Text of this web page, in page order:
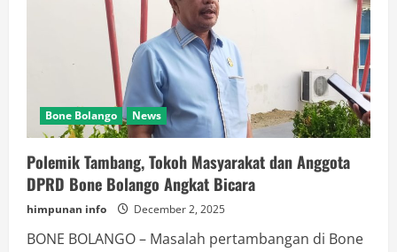
Bone Bolango News
Polemik Tambang, Tokoh Masyarakat dan Anggota
DPRD Bone Bolango Angkat Bicara
himpunan info December 2, 2025
BONE BOLANGO – Masalah pertambangan di Bone